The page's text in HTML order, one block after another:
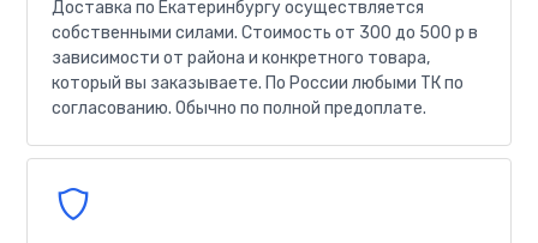
Доставка по Екатеринбургу осуществляется
собственными силами. Стоимость от 300 до 500 р в
зависимости от района и конкретного товара,
который вы заказываете. По России любыми ТК по
согласованию. Обычно по полной предоплате.